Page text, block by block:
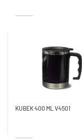
KUBEK 400 ML V4501